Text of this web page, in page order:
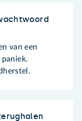
van een